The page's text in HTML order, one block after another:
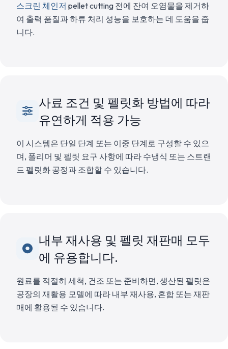
스크린 체인저 pellet cutting 전에 잔여 오염물을 제거하
여 출력 품질과 하류 처리 성능을 보호하는 데 도움을 줍
니다.
사료 조건 및 펠릿화 방법에 따라
유연하게 적용 가능
이 시스템은 단일 단계 또는 이중 단계로 구성할 수 있으
며, 폴리머 및 펠릿 요구 사항에 따라 수냉식 또는 스트랜
드 펠릿화 공정과 조합할 수 있습니다.
내부 재사용 및 펠릿 재판매 모두
에 유용합니다.
원료를 적절히 세척, 건조 또는 준비하면, 생산된 펠릿은
공장의 재활용 모델에 따라 내부 재사용, 혼합 또는 재판
매에 활용될 수 있습니다.